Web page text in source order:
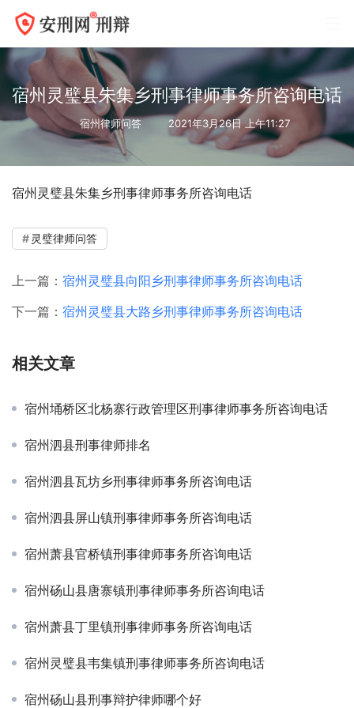
宿州灵璧县朱集乡刑事律师事务所咨询电话
宿州律师问答 2021年3月26日 上午11:27
宿州灵璧县朱集乡刑事律师事务所咨询电话
灵璧律师问答
上一篇： 宿州灵璧县向阳乡刑事律师事务所咨询电话
下一篇： 宿州灵璧县大路乡刑事律师事务所咨询电话
相关文章
宿州埇桥区北杨寨行政管理区刑事律师事务所咨询电话
宿州泗县刑事律师排名
宿州泗县瓦坊乡刑事律师事务所咨询电话
宿州泗县屏山镇刑事律师事务所咨询电话
宿州萧县官桥镇刑事律师事务所咨询电话
宿州砀山县唐寨镇刑事律师事务所咨询电话
宿州萧县丁里镇刑事律师事务所咨询电话
宿州灵璧县韦集镇刑事律师事务所咨询电话
宿州砀山县刑事辩护律师哪个好